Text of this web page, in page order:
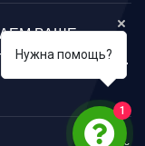
ВАШЕ
ОТЛИЧАТЬСЯ.
Нужна помощь?
1